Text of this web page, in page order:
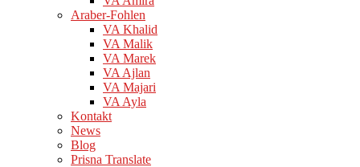
Araber-Fohlen
VA Khalid
VA Malik
VA Marek
VA Ajlan
VA Majari
VA Ayla
Kontakt
News
Blog
Prisna Translate